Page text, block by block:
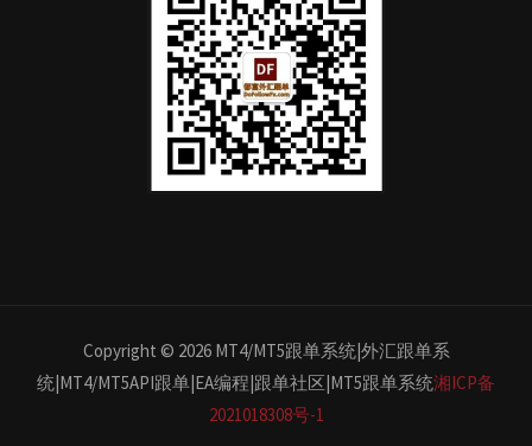
Copyright © 2026 MT4/MT5跟单系统|外汇跟单系
统|MT4/MT5API跟单|EA编程|跟单社区|MT5跟单系统湘ICP备
2021018308号-1